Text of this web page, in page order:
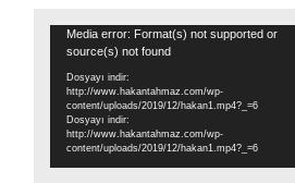
Video
oynatıcı
Media error: Format(s) not supported or
source(s) not found
Dosyayı indir:
http://www.hakantahmaz.com/wp-
content/uploads/2019/12/hakan1.mp4?_=6
Dosyayı indir:
http://www.hakantahmaz.com/wp-
content/uploads/2019/12/hakan1.mp4?_=6